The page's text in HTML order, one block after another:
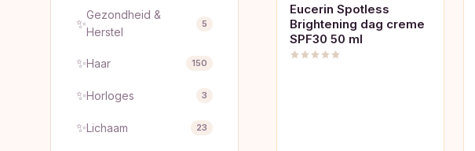
✨
Gezondheid &
Herstel
5
✨Haar 150
✨Horloges 3
✨Lichaam 23
Eucerin Spotless
Brightening dag creme
SPF30 50 ml